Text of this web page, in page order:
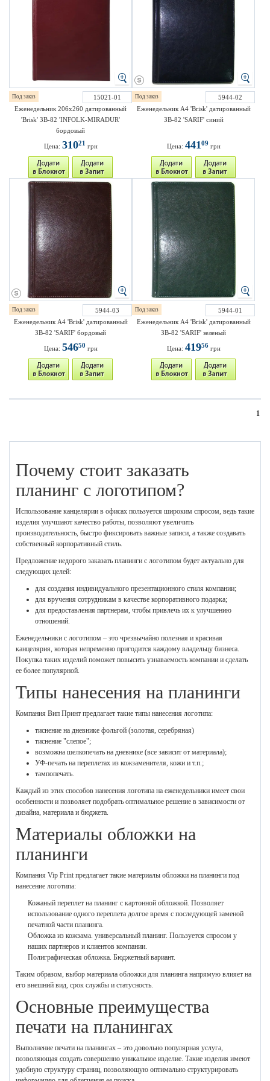
Под заказ
15021-01
Еженедельник 206х260 датированный
'Brisk' ЗВ-82 'INFOLK-MIRADUR'
бордовый
Цена: 31021 грн
Под заказ
5944-02
Еженедельник A4 'Brisk' датированный
ЗВ-82 'SARIF' синий
Цена: 44109 грн
Под заказ
5944-03
Еженедельник A4 'Brisk' датированный
ЗВ-82 'SARIF' бордовый
Цена: 54650 грн
Под заказ
5944-01
Еженедельник A4 'Brisk' датированный
ЗВ-82 'SARIF' зеленый
Цена: 41956грн
1
Почему стоит заказать
планинг с логотипом?
Использование канцелярии в офисах пользуется широким спросом, ведь такие
изделия улучшают качество работы, позволяют увеличить
производительность, быстро фиксировать важные записи, а также создавать
собственный корпоративный стиль.
Предложение недорого заказать планинги с логотипом будет актуально для
следующих целей:
для создания индивидуального презентационного стиля компании;
для вручения сотрудникам в качестве корпоративного подарка;
для предоставления партнерам, чтобы привлечь их к улучшению
отношений.
Еженедельники с логотипом – это чрезвычайно полезная и красивая
канцелярия, которая непременно пригодится каждому владельцу бизнеса.
Покупка таких изделий поможет повысить узнаваемость компании и сделать
ее более популярной.
Типы нанесения на планинги
Компания Вип Принт предлагает такие типы нанесения логотипа:
тиснение на дневнике фольгой (золотая, серебряная)
тиснение "слепое";
возможна шелкопечать на дневнике (все зависит от материала);
УФ-печать на переплетах из кожзаменителя, кожи и т.п.;
тампопечать.
Каждый из этих способов нанесения логотипа на еженедельники имеет свои
особенности и позволяет подобрать оптимальное решение в зависимости от
дизайна, материала и бюджета.
Материалы обложки на
планинги
Компания Vip Print предлагает такие материалы обложки на планинги под
нанесение логотипа:
Кожаный переплет на планинг с картонной обложкой. Позволяет
использование одного переплета долгое время с последующей заменой
печатной части планинга.
Обложка из кожзама. универсальный планинг. Пользуется спросом у
наших партнеров и клиентов компании.
Полиграфическая обложка. Бюджетный вариант.
Таким образом, выбор материала обложки для планинга напрямую влияет на
его внешний вид, срок службы и статусность.
Основные преимущества
печати на планингах
Выполнение печати на планингах – это довольно популярная услуга,
позволяющая создать совершенно уникальное изделие. Такие изделия имеют
удобную структуру страниц, позволяющую оптимально структурировать